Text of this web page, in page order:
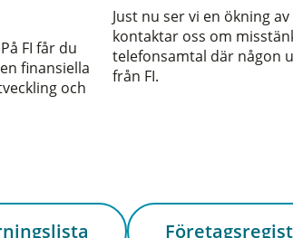
FI får du
finansiella
och
Just nu ser vi en ökning
kontaktar oss om
telefonsamtal där någon
från FI.